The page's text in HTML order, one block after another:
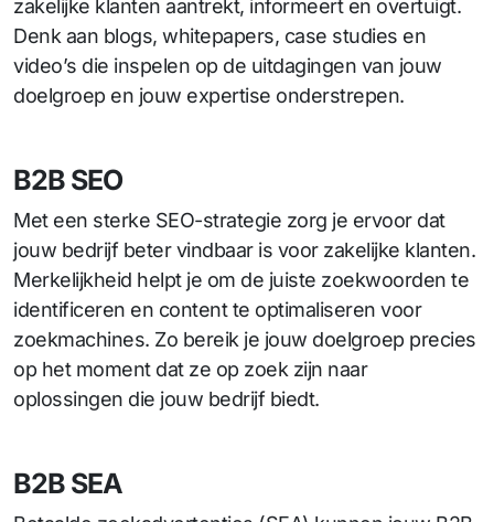
zakelijke klanten aantrekt, informeert en overtuigt.
Denk aan blogs, whitepapers, case studies en
video’s die inspelen op de uitdagingen van jouw
doelgroep en jouw expertise onderstrepen.
B2B SEO
Met een sterke SEO-strategie zorg je ervoor dat
jouw bedrijf beter vindbaar is voor zakelijke klanten.
Merkelijkheid helpt je om de juiste zoekwoorden te
identificeren en content te optimaliseren voor
zoekmachines. Zo bereik je jouw doelgroep precies
op het moment dat ze op zoek zijn naar
oplossingen die jouw bedrijf biedt.
B2B SEA